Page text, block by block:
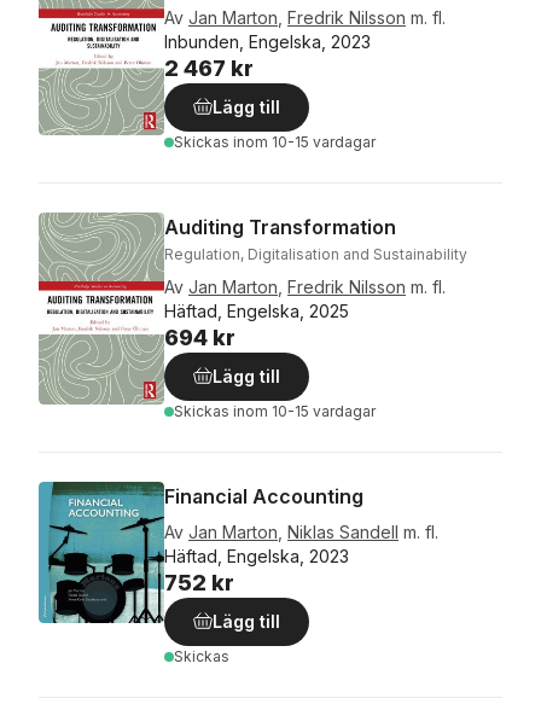
Av Jan Marton Fredrik Nilsson m. fl.
Inbunden, Engelska, 2023
2 467 kr
Lägg till
Skickas inom 10-15 vardagar
Auditing Transformation
Regulation, Digitalisation and Sustainability
Av Jan Marton Fredrik Nilsson m. fl.
Häftad, Engelska, 2025
694 kr
Lägg till
Skickas inom 10-15 vardagar
Financial Accounting
Av Jan Marton Niklas Sandell m. fl.
Häftad, Engelska, 2023
752 kr
Lägg till
Skickas